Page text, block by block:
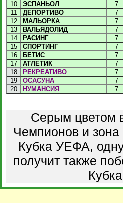
10
ЭСПАНЬОЛ
7
11
ДЕПОРТИВО
7
12
МАЛЬОРКА
7
13
ВАЛЬЯДОЛИД
7
14
РАСИНГ
7
15
СПОРТИНГ
7
16
БЕТИС
7
17
АТЛЕТИК
7
18
РЕКРЕАТИВО
7
19
ОСАСУНА
7
20
НУМАНСИЯ 7
Серым цветом
Чемпионов и
Кубка УЕФА,
получит также